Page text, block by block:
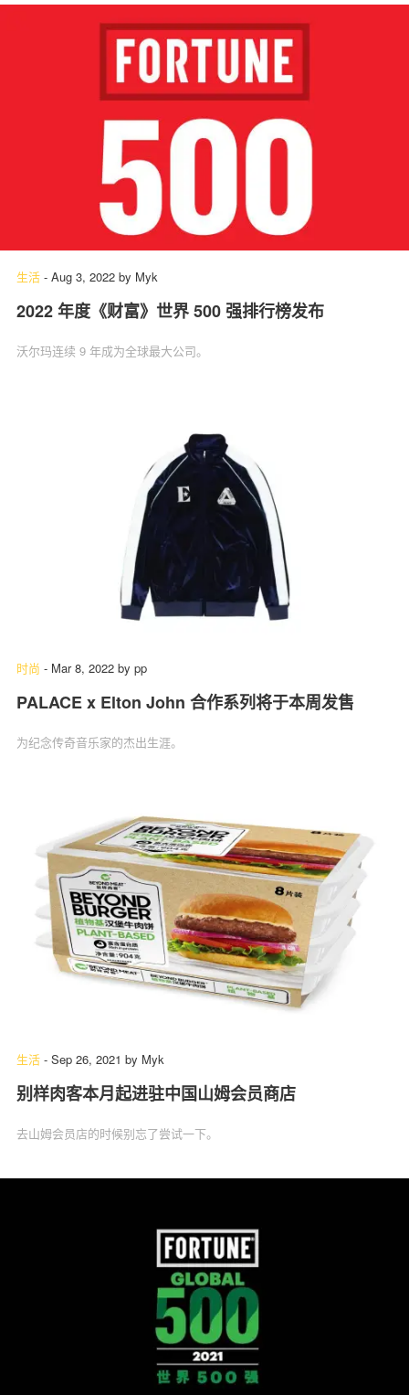
生活 - Aug 3, 2022 by Myk
2022 年度《财富》世界 500 强排行榜发布
沃尔玛连续 9 年成为全球最大公司。
时尚 - Mar 8, 2022 by pp
PALACE x Elton John 合作系列将于本周发售
为纪念传奇音乐家的杰出生涯。
生活 - Sep 26, 2021 by Myk
别样肉客本月起进驻中国山姆会员商店
去山姆会员店的时候别忘了尝试一下。